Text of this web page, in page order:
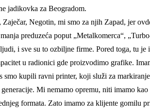
jadikovka za Beogradom.
Negotin, mi smo za njih Zapad, jer
preduzeća poput „Metalkomerca“,
i sve su to ozbiljne firme. Pored toga, tu
u radionici gde proizvodimo grafike.
smo kupili ravni printer, koji služi za
Mi nemamo opremu, niti imamo
formata. Zato imamo za klijente gomilu